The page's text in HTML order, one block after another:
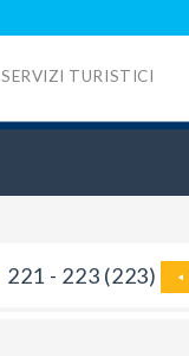
SERVIZI TURISTICI
221 - 223 (223)